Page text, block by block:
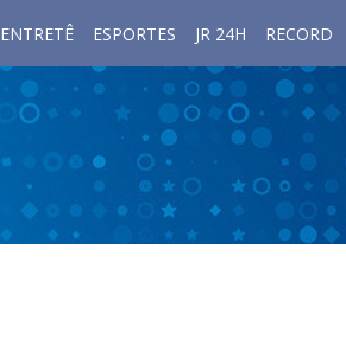
ENTRETÊ ESPORTES JR 24H RECORD